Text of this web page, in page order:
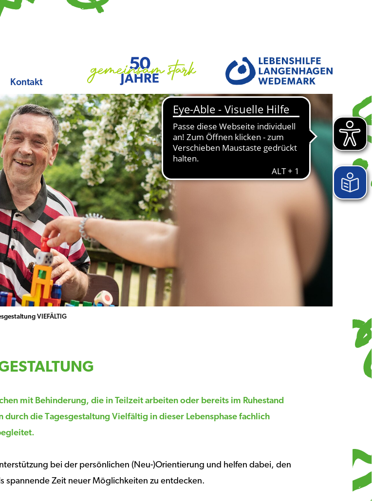
Kontakt
VIEFÄLTIG
mit Behinderung, die in Teilzeit arbeiten oder bereits im Ruhestand
durch die Tagesgestaltung Vielfältig in dieser Lebensphase fachlich
bei der persönlichen (Neu-)Orientierung und helfen dabei, den
spannende Zeit neuer Möglichkeiten zu entdecken.